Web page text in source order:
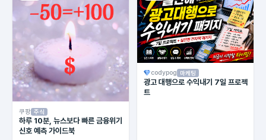
쿠팡 주식
하루 10분, 뉴스보다 빠른 금융위기
신호 예측 가이드북
codypog 마케팅
광고 대행으로 수익내기 7일 프로젝
트